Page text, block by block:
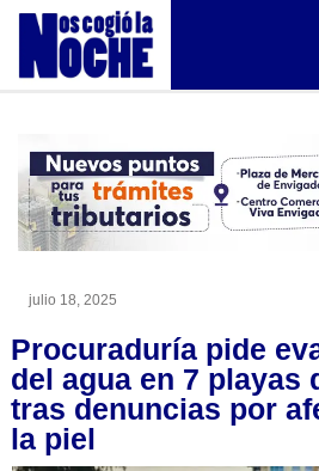
julio 18, 2025
Procuraduría pide
del agua en 7 playas
tras denuncias por
la piel